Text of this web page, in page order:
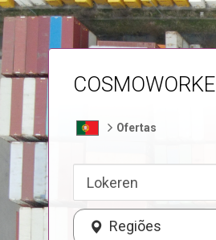
Ofertas
Regiões